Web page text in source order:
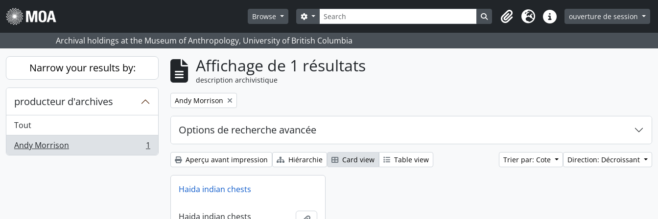
Skip to main content
Browse
Rechercher
Search options Search in browse page
ClipboardLangueLiens rapidesouverture de session
Archival holdings at the Museum of Anthropology, University of British Columbia
Narrow your results by:
producteur d'archives
Tout
Andy Morrison
, 1 résultats 1
Affichage de 1 résultats
description archivistique
Remove filter:
Andy Morrison
Options de recherche avancée
Aperçu avant impression Hiérarchie Card view Table view Trier par: Cote Direction: Décroissant
Haida indian chests
Haida indian chests